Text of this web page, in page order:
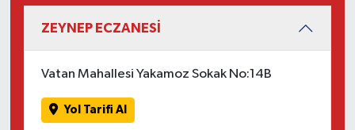
ZEYNEP ECZANESİ
Vatan Mahallesi Yakamoz Sokak No:14B
Yol Tarifi Al